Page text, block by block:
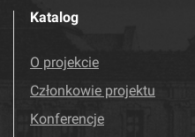
Katalog
O projekcie
Członkowie projektu
Konferencje